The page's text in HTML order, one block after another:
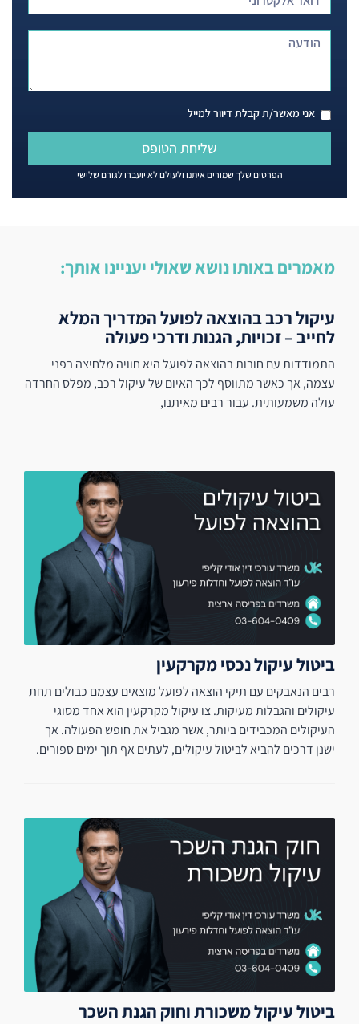
אני מאשר/ת קבלת דיוור למייל
שליחת הטופס
הפרטים שלך שמורים איתנו ולעולם לא יועברו לגורם שלישי
מאמרים באותו נושא שאולי יעניינו אותך:
עיקול רכב בהוצאה לפועל המדריך המלא
לחייב – זכויות, הגנות ודרכי פעולה
התמודדות עם חובות בהוצאה לפועל היא חוויה מלחיצה בפני
עצמה, אך כאשר מתווסף לכך האיום של עיקול רכב, מפלס החרדה
עולה משמעותית. עבור רבים מאיתנו,
ביטול עיקול נכסי מקרקעין
רבים הנאבקים עם תיקי הוצאה לפועל מוצאים עצמם כבולים תחת
עיקולים והגבלות מעיקות. צו עיקול מקרקעין הוא אחד מסוגי
העיקולים המכבידים ביותר, אשר מגביל את חופש הפעולה. אך
ישנן דרכים להביא לביטול עיקולים, לעתים אף תוך ימים ספורים.
ביטול עיקול משכורת וחוק הגנת השכר